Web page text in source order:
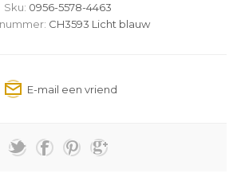
Sku: 0956-5578-4463
CH3593 Licht blauw